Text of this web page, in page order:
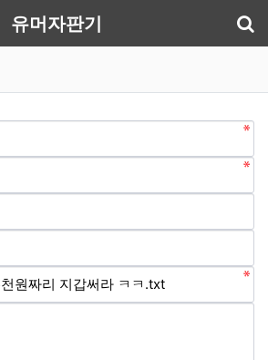
유머자판기